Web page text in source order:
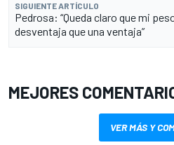
SIGUIENTE ARTÍCULO
Pedrosa: “Queda claro que mi
desventaja que una ventaja”
MEJORES
VER MÁS Y